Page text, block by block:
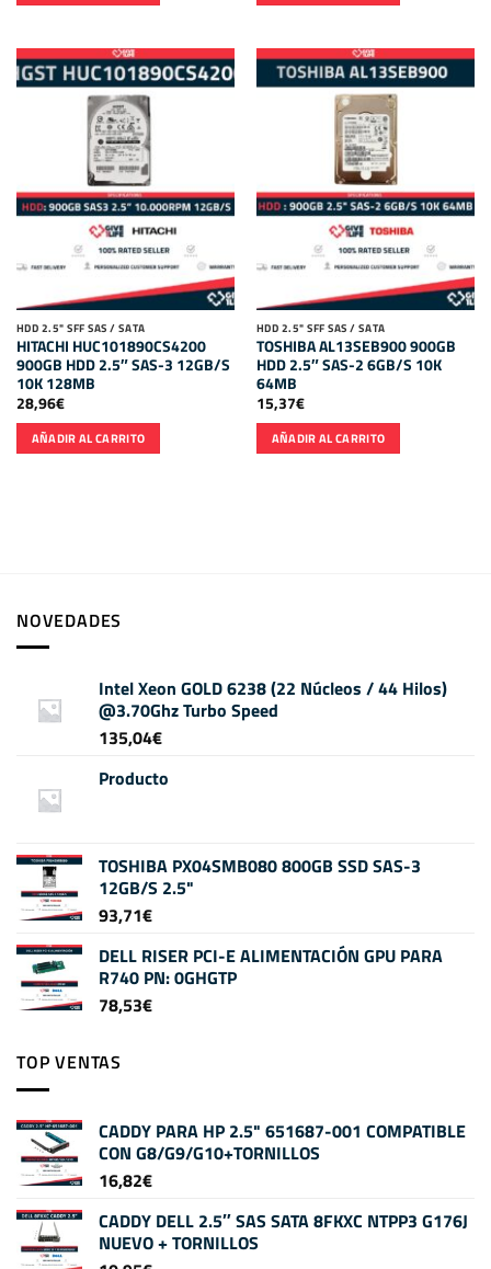
HDD 2.5" SFF SAS / SATA
HITACHI HUC101890CS4200
900GB HDD 2.5″ SAS-3 12GB/S
10K 128MB
28,96€
AÑADIR AL CARRITO
HDD 2.5" SFF SAS / SATA
TOSHIBA AL13SEB900 900GB
HDD 2.5″ SAS-2 6GB/S 10K
64MB
15,37€
AÑADIR AL CARRITO
NOVEDADES
Intel Xeon GOLD 6238 (22 Núcleos / 44 Hilos)
@3.70Ghz Turbo Speed
135,04€
Producto
TOSHIBA PX04SMB080 800GB SSD SAS-3
12GB/S 2.5"
93,71€
DELL RISER PCI-E ALIMENTACIÓN GPU PARA
R740 PN: 0GHGTP
78,53€
TOP VENTAS
CADDY PARA HP 2.5" 651687-001 COMPATIBLE
CON G8/G9/G10+TORNILLOS
16,82€
CADDY DELL 2.5″ SAS SATA 8FKXC NTPP3 G176J
NUEVO + TORNILLOS